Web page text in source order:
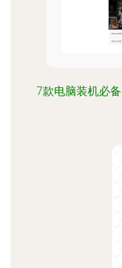
7款电脑装机必